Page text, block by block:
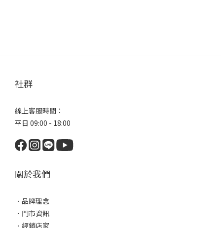
社群
線上客服時間：
平日 09:00 - 18:00
關於我們
． 品牌理念
． 門市資訊
． 經銷店家